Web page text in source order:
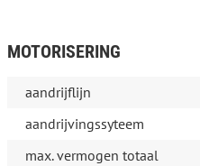
MOTORISERING
aandrijflijn
aandrijvingssyteem
max. vermogen totaal